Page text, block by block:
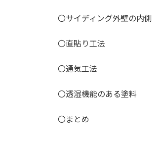
〇サイディング外壁の内側
〇直貼り工法
〇通気工法
〇透湿機能のある塗料
〇まとめ